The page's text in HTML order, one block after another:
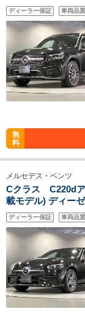
ディーラー保証 車両品
無
料
メルセデス・ベンツ
Cクラス C220dア
載モデル) ディー
P ドライバーズP
ディーラー保証 車両品